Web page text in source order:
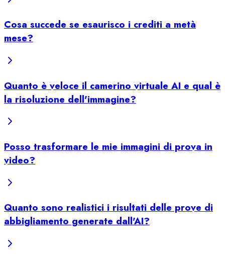
Cosa succede se esaurisco i crediti a metà
mese?
Quanto è veloce il camerino virtuale AI e qual è
la risoluzione dell'immagine?
Posso trasformare le mie immagini di prova in
video?
Quanto sono realistici i risultati delle prove di
abbigliamento generate dall'AI?